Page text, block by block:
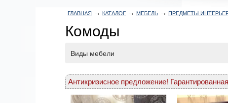
ГЛАВНАЯ → КАТАЛОГ → МЕБЕЛЬ → ПРЕДМЕТЫ
Комоды
Виды мебели
Антикризисное предложение!